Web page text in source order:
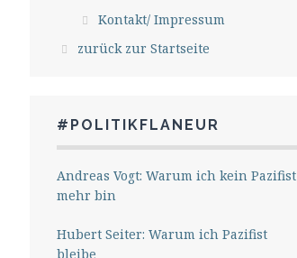
Kontakt/ Impressum
zurück zur Startseite
#POLITIKFLANEUR
Andreas Vogt: Warum ich kein Pazifist
mehr bin
Hubert Seiter: Warum ich Pazifist
bleibe